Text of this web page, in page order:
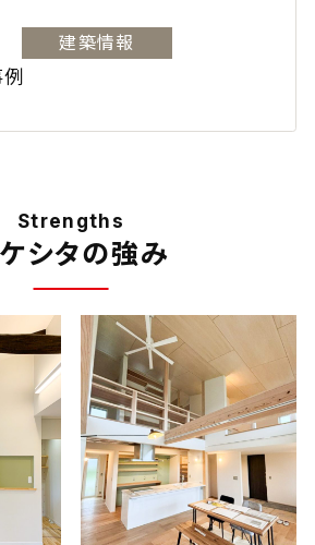
建築情報
Strengths
シタの強み